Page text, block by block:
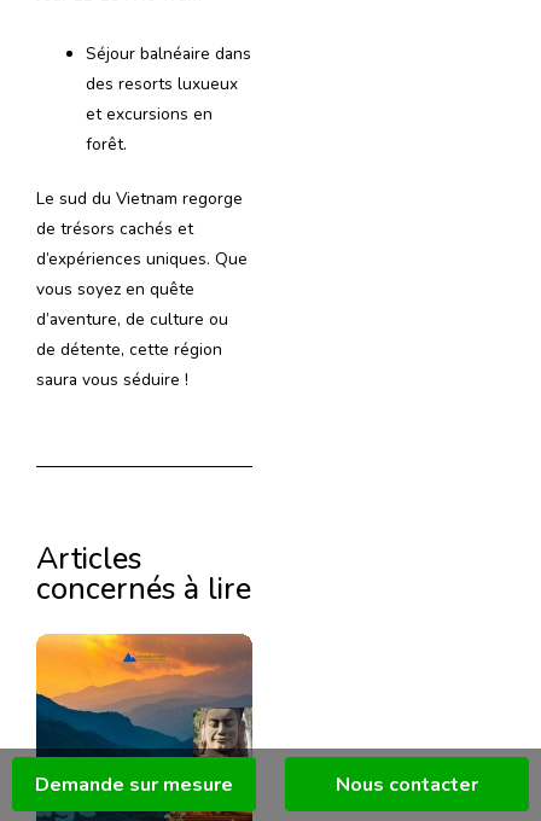
Séjour balnéaire dans
des resorts luxueux
et excursions en
forêt.
Le sud du Vietnam regorge
de trésors cachés et
d’expériences uniques. Que
vous soyez en quête
d’aventure, de culture ou
de détente, cette région
saura vous séduire !
Articles
concernés à lire
Demande sur mesure Nous contacter